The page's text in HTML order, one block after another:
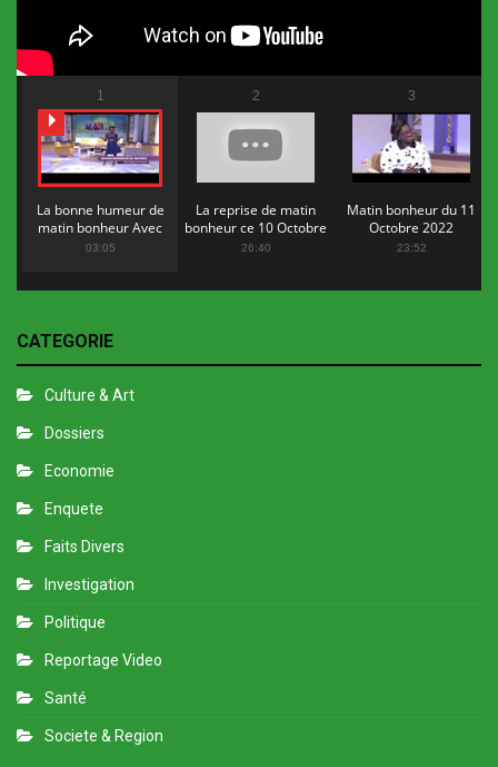
1
La bonne humeur de
matin bonheur Avec
Flopy Mendosa
03:05
2
La reprise de matin
bonheur ce 10 Octobre
2022
26:40
3
Matin bonheur du 11
Octobre 2022
23:52
CATEGORIE
Culture & Art
Dossiers
Economie
Enquete
Faits Divers
Investigation
Politique
Reportage Video
Santé
Societe & Region